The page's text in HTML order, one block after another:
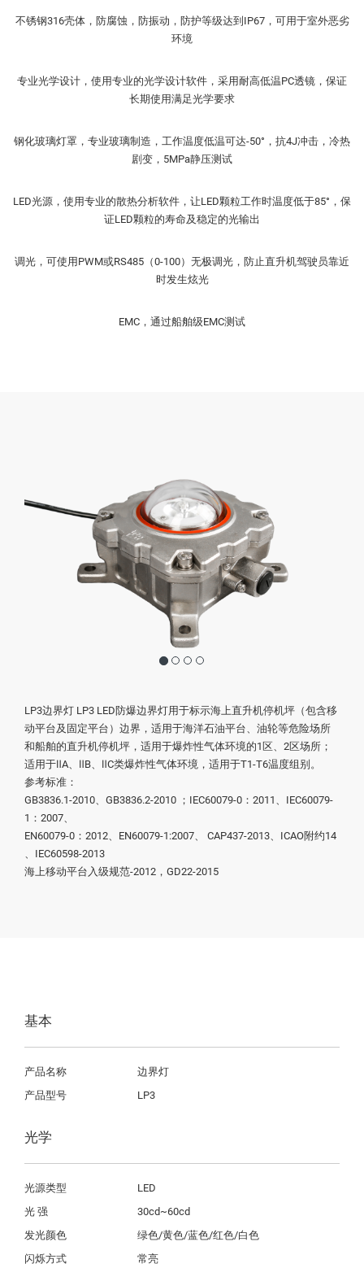
不锈钢316壳体，防腐蚀，防振动，防护等级达到IP67，可用于室外恶劣
环境
专业光学设计，使用专业的光学设计软件，采用耐高低温PC透镜，保证
长期使用满足光学要求
钢化玻璃灯罩，专业玻璃制造，工作温度低温可达-50°，抗4J冲击，冷热
剧变，5MPa静压测试
LED光源，使用专业的散热分析软件，让LED颗粒工作时温度低于85°，保
证LED颗粒的寿命及稳定的光输出
调光，可使用PWM或RS485（0-100）无极调光，防止直升机驾驶员靠近
时发生炫光
EMC，通过船舶级EMC测试
LP3边界灯 LP3 LED防爆边界灯用于标示海上直升机停机坪（包含移
动平台及固定平台）边界，适用于海洋石油平台、油轮等危险场所
和船舶的直升机停机坪，适用于爆炸性气体环境的1区、2区场所；
适用于ⅡA、ⅡB、ⅡC类爆炸性气体环境，适用于T1-T6温度组别。
参考标准：
GB3836.1-2010、GB3836.2-2010 ；IEC60079-0：2011、IEC60079-
1：2007、
EN60079-0：2012、EN60079-1:2007、 CAP437-2013、ICAO附约14
、IEC60598-2013
海上移动平台入级规范-2012，GD22-2015
基本
产品名称
边界灯
产品型号
LP3
光学
光源类型
LED
光 强
30cd~60cd
发光颜色
绿色/黄色/蓝色/红色/白色
闪烁方式
常亮